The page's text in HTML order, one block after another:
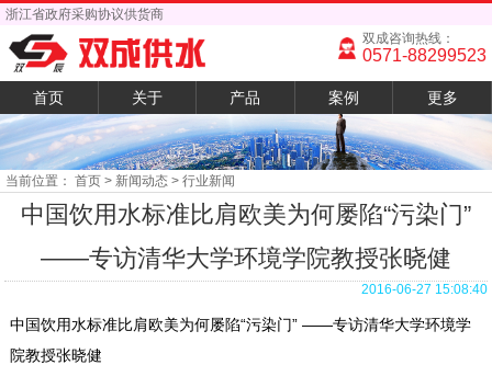
浙江省政府采购协议供货商
双成咨询热线：
0571-88299523
首页 关于 产品 案例 更多
当前位置： 首页 > 新闻动态 > 行业新闻
中国饮用水标准比肩欧美为何屡陷“污染门”
——专访清华大学环境学院教授张晓健
2016-06-27 15:08:40
中国饮用水标准比肩欧美为何屡陷“污染门” ——专访清华大学环境学
院教授张晓健